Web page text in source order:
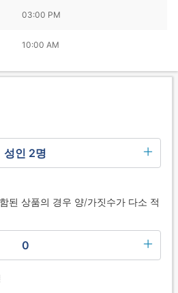
03:00 PM
10:00 AM
성인 2명
된 상품의 경우 양/가짓수가 다소 적
0